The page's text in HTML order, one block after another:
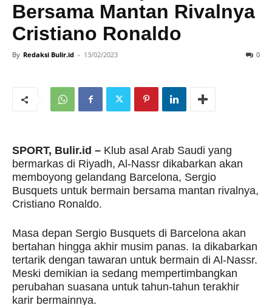
Bersama Mantan Rivalnya
Cristiano Ronaldo
By Redaksi Bulir.id - 13/02/2023 0
SPORT, Bulir.id – Klub asal Arab Saudi yang
bermarkas di Riyadh, Al-Nassr dikabarkan akan
memboyong gelandang Barcelona, Sergio
Busquets untuk bermain bersama mantan rivalnya,
Cristiano Ronaldo.
Masa depan Sergio Busquets di Barcelona akan
bertahan hingga akhir musim panas. Ia dikabarkan
tertarik dengan tawaran untuk bermain di Al-Nassr.
Meski demikian ia sedang mempertimbangkan
perubahan suasana untuk tahun-tahun terakhir
karir bermainnya.